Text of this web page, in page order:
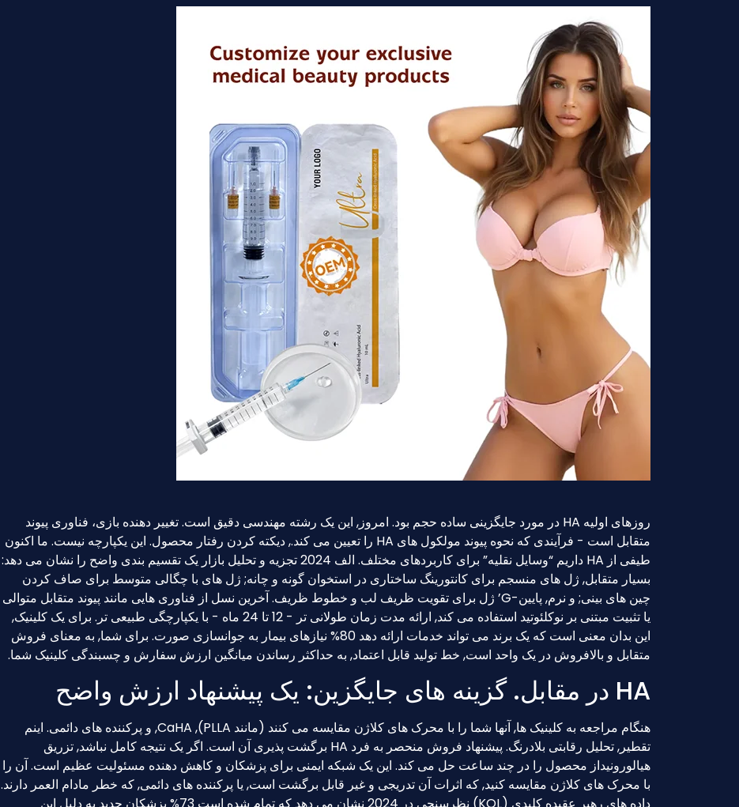
روزهای اولیه HA در مورد جایگزینی ساده حجم بود. امروز, این یک رشته مهندسی دقیق است. تغییر دهنده بازی، فناوری پیوند
متقابل است - فرآیندی که نحوه پیوند مولکول های HA را تعیین می کند., دیکته کردن رفتار محصول. این یکپارچه نیست. ما اکنون
طیفی از HA داریم “وسایل نقلیه” برای کاربردهای مختلف. الف 2024 تجزیه و تحلیل بازار یک تقسیم بندی واضح را نشان می دهد:
بسیار متقابل, ژل های منسجم برای کانتورینگ ساختاری در استخوان گونه و چانه; ژل های با چگالی متوسط ​​برای صاف کردن
چین های بینی; و نرم, پایین-G’ ژل برای تقویت ظریف لب و خطوط ظریف. آخرین نسل از فناوری هایی مانند پیوند متقابل متوالی
یا تثبیت مبتنی بر نوکلئوتید استفاده می کند, ارائه مدت زمان طولانی تر - 12 تا 24 ماه - با یکپارچگی طبیعی تر. برای یک کلینیک,
این بدان معنی است که یک برند می تواند خدمات ارائه دهد 80% نیازهای بیمار به جوانسازی صورت. برای شما, به معنای فروش
متقابل و بالافروش در یک واحد است, خط تولید قابل اعتماد, به حداکثر رساندن میانگین ارزش سفارش و چسبندگی کلینیک شما.
HA در مقابل. گزینه های جایگزین: یک پیشنهاد ارزش واضح
هنگام مراجعه به کلینیک ها, آنها شما را با محرک های کلاژن مقایسه می کنند (مانند PLLA), CaHA, و پرکننده های دائمی. اینم
تقطیر, تحلیل رقابتی بلادرنگ. پیشنهاد فروش منحصر به فرد HA برگشت پذیری آن است. اگر یک نتیجه کامل نباشد, تزریق
هیالورونیداز محصول را در چند ساعت حل می کند. این یک شبکه ایمنی برای پزشکان و کاهش دهنده مسئولیت عظیم است. آن را
با محرک های کلاژن مقایسه کنید, که اثرات آن تدریجی و غیر قابل برگشت است, یا پرکننده های دائمی, که خطر مادام العمر دارند.